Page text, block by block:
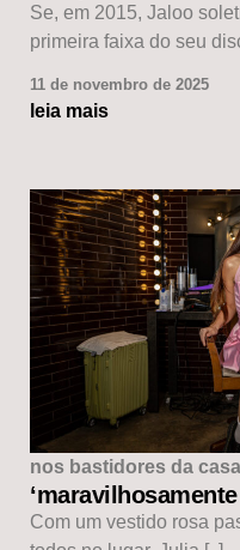
Se, em 2015, Jaloo
primeira faixa do seu
11 de novembro de 2025
leia mais
nos bastidores da casa
Com um vestido rosa